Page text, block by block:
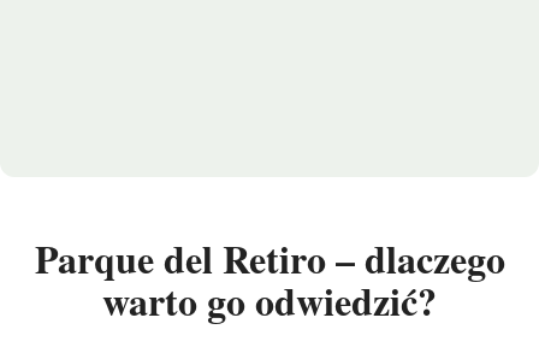
Parque del Retiro – dlaczego
warto go odwiedzić?